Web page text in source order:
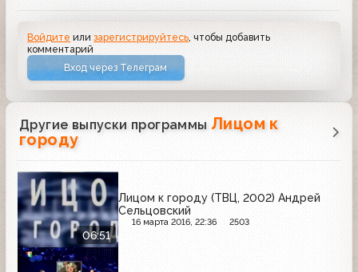
Войдите илизарегистрируйтесь , чтобы добавить
комментарий
Вход через Телеграм
Другие выпуски программы Лицом к
городу
06:51
Лицом к городу (ТВЦ, 2002) Андрей
Сельцовский
16 марта 2016, 22:36 2503